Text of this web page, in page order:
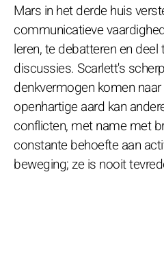
Mars in het derde huis
communicatieve
leren, te debatteren en
discussies. Scarlett's
denkvermogen komen
openhartige aard kan
conflicten, met name met
constante behoefte aan
beweging; ze is nooit